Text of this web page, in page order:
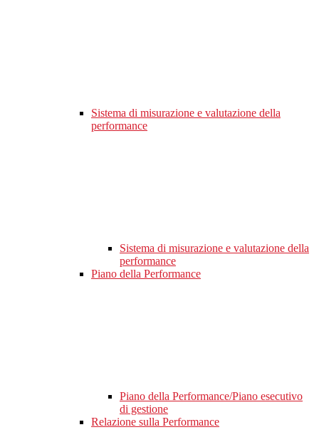
Sistema di misurazione e valutazione della
performance
Sistema di misurazione e valutazione della
performance
Piano della Performance
Piano della Performance/Piano esecutivo
di gestione
Relazione sulla Performance